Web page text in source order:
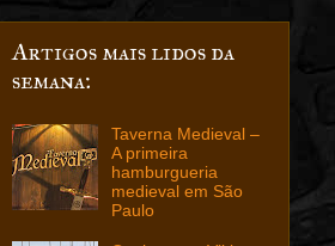
Artigos mais lidos da
semana:
Taverna Medieval –
A primeira
hamburgueria
medieval em São
Paulo